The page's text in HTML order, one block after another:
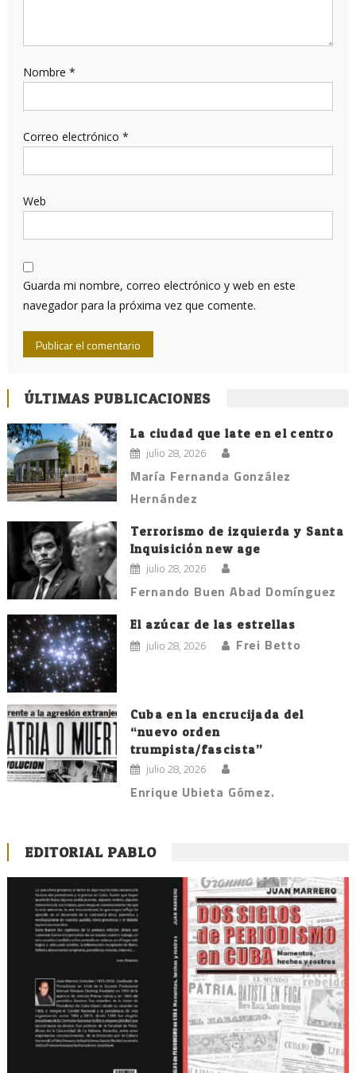
Nombre *
Correo electrónico *
Web
Guarda mi nombre, correo electrónico y web en este
navegador para la próxima vez que comente.
ÚLTIMAS PUBLICACIONES
La ciudad que late en el centro
julio 28, 2026
María Fernanda González
Hernández
Terrorismo de izquierda y Santa
Inquisición new age
julio 28, 2026
Fernando Buen Abad Domínguez
El azúcar de las estrellas
julio 28, 2026 Frei Betto
Cuba en la encrucijada del
“nuevo orden
trumpista/fascista”
julio 28, 2026
Enrique Ubieta Gómez.
EDITORIAL PABLO